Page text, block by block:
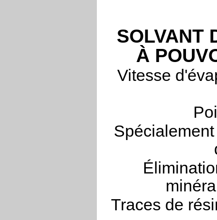
SOLVANT
À
Vitesse
Traces de